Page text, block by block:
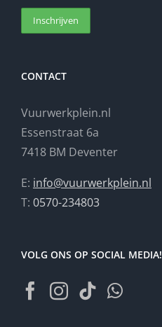
CONTACT
Vuurwerkplein.nl
Essenstraat 6a
7418 BM Deventer
E: info@vuurwerkplein.nl
T: 0570-234803
VOLG ONS OP SOCIAL MEDIA!